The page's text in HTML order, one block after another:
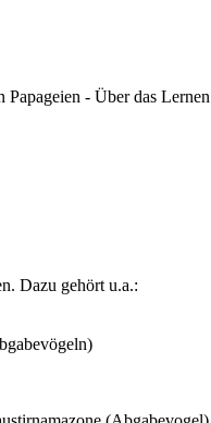
- Über das
Dazu gehört u.a.: